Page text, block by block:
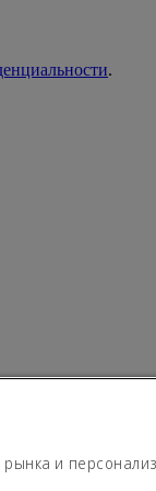
.
и